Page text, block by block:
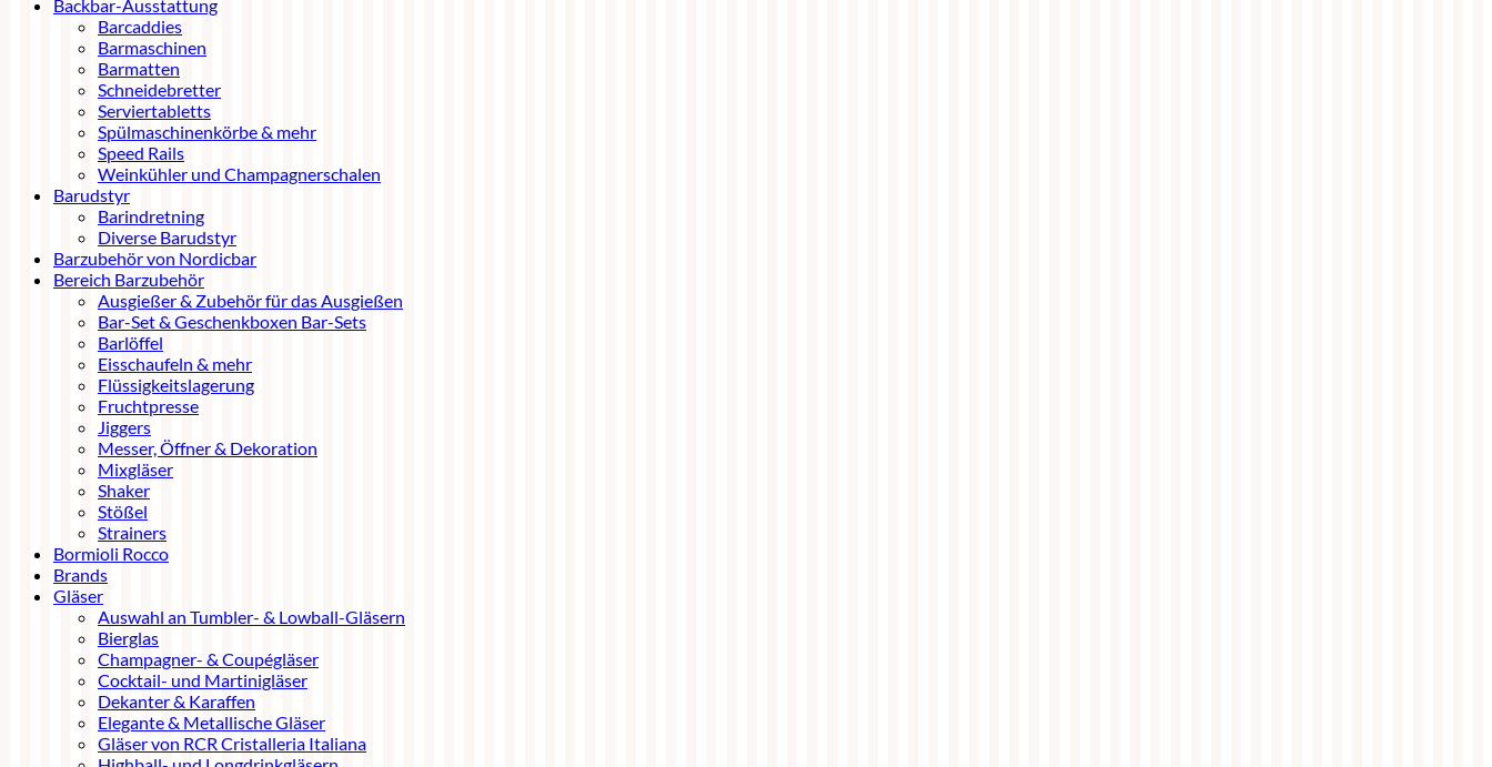
Backbar-Ausstattung
Barcaddies
Barmaschinen
Barmatten
Schneidebretter
Serviertabletts
Spülmaschinenkörbe & mehr
Speed Rails
Weinkühler und Champagnerschalen
Barudstyr
Barindretning
Diverse Barudstyr
Barzubehör von Nordicbar
Bereich Barzubehör
Ausgießer & Zubehör für das Ausgießen
Bar-Set & Geschenkboxen Bar-Sets
Barlöffel
Eisschaufeln & mehr
Flüssigkeitslagerung
Fruchtpresse
Jiggers
Messer, Öffner & Dekoration
Mixgläser
Shaker
Stößel
Strainers
Bormioli Rocco
Brands
Gläser
Auswahl an Tumbler- & Lowball-Gläsern
Bierglas
Champagner- & Coupégläser
Cocktail- und Martinigläser
Dekanter & Karaffen
Elegante & Metallische Gläser
Gläser von RCR Cristalleria Italiana